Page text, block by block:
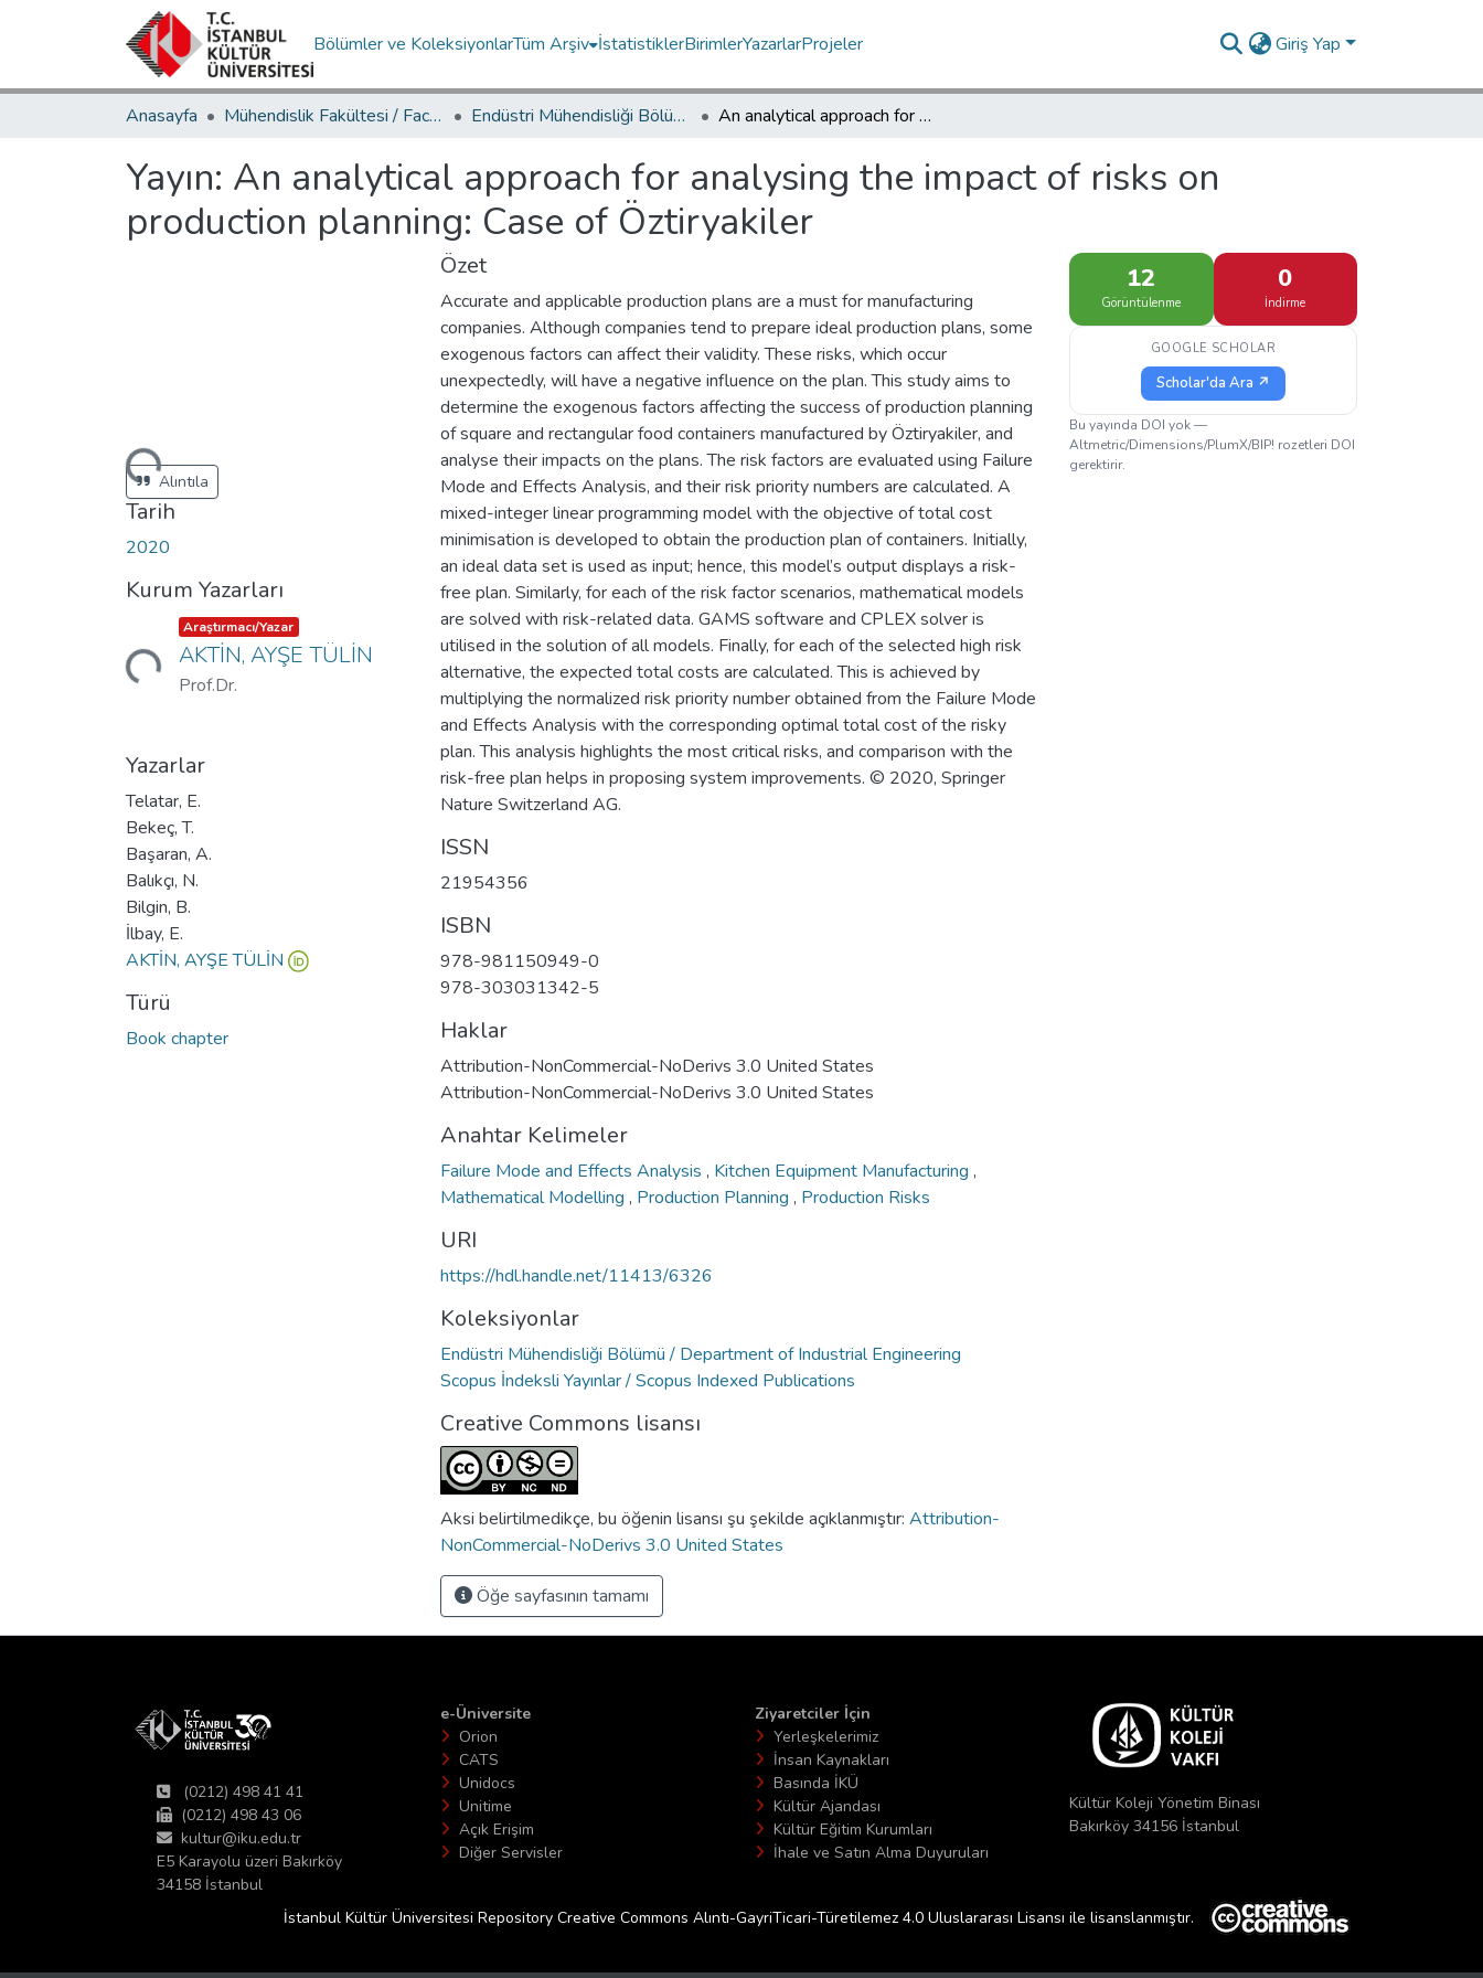
Bölümler ve KoleksiyonlarTüm Arşiv İstatistiklerBirimlerYazarlarProjeler Giriş Yap
Anasayfa Mühendislik Fakültesi / Faculty of Engineering Endüstri Mühendisliği Bölümü / Department of Industrial Engineering An analytical approach for analysing the impact of risks on production planning: Case of Öztiryakiler
Yayın: An analytical approach for analysing the impact of risks on
production planning: Case of Öztiryakiler
Yükleniyor...Alıntıla
Tarih
2020
Kurum Yazarları
Yükleniyor... Item type:
Araştırmacı/Yazar ,
AKTİN, AYŞE TÜLİN
Prof.Dr.
Yazarlar
Telatar, E.
Bekeç, T.
Başaran, A.
Balıkçı, N.
Bilgin, B.
İlbay, E.
AKTİN, AYŞE TÜLİN
Türü
Book chapter
Özet
Accurate and applicable production plans are a must for manufacturing
companies. Although companies tend to prepare ideal production plans, some
exogenous factors can affect their validity. These risks, which occur
unexpectedly, will have a negative influence on the plan. This study aims to
determine the exogenous factors affecting the success of production planning
of square and rectangular food containers manufactured by Öztiryakiler, and
analyse their impacts on the plans. The risk factors are evaluated using Failure
Mode and Effects Analysis, and their risk priority numbers are calculated. A
mixed-integer linear programming model with the objective of total cost
minimisation is developed to obtain the production plan of containers. Initially,
an ideal data set is used as input; hence, this model’s output displays a risk-
free plan. Similarly, for each of the risk factor scenarios, mathematical models
are solved with risk-related data. GAMS software and CPLEX solver is
utilised in the solution of all models. Finally, for each of the selected high risk
alternative, the expected total costs are calculated. This is achieved by
multiplying the normalized risk priority number obtained from the Failure Mode
and Effects Analysis with the corresponding optimal total cost of the risky
plan. This analysis highlights the most critical risks, and comparison with the
risk-free plan helps in proposing system improvements. © 2020, Springer
Nature Switzerland AG.
ISSN
21954356
ISBN
978-981150949-0
978-303031342-5
Haklar
Attribution-NonCommercial-NoDerivs 3.0 United States
Attribution-NonCommercial-NoDerivs 3.0 United States
Anahtar Kelimeler
Failure Mode and Effects Analysis , Kitchen Equipment Manufacturing ,
Mathematical Modelling , Production Planning , Production Risks
URI
https://hdl.handle.net/11413/6326
Koleksiyonlar
Endüstri Mühendisliği Bölümü / Department of Industrial Engineering
Scopus İndeksli Yayınlar / Scopus Indexed Publications
Creative Commons lisansı
Aksi belirtilmedikçe, bu öğenin lisansı şu şekilde açıklanmıştır: Attribution-
NonCommercial-NoDerivs 3.0 United States
Öğe sayfasının tamamı
12
Görüntülenme
0
İndirme
GOOGLE SCHOLAR
Scholar'da Ara ↗
Bu yayında DOI yok —
Altmetric/Dimensions/PlumX/BIP! rozetleri DOI
gerektirir.
(0212) 498 41 41
(0212) 498 43 06
kultur@iku.edu.tr
E5 Karayolu üzeri Bakırköy
34158 İstanbul
e-Üniversite
Orion
CATS
Unidocs
Unitime
Açık Erişim
Diğer Servisler
Ziyaretciler İçin
Yerleşkelerimiz
İnsan Kaynakları
Basında İKÜ
Kültür Ajandası
Kültür Eğitim Kurumları
İhale ve Satın Alma Duyuruları
Kültür Koleji Yönetim Binası
Bakırköy 34156 İstanbul
İstanbul Kültür Üniversitesi Repository Creative Commons Alıntı-GayriTicari-Türetilemez 4.0 Uluslararası Lisansı ile lisanslanmıştır.